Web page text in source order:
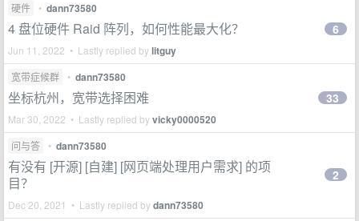
硬件 • dann73580
4 盘位硬件 Raid 阵列，如何性能最大化？
Jun 11, 2022 • Lastly replied bylitguy
6
宽带症候群 • dann73580
坐标杭州，宽带选择困难
Mar 30, 2022 • Lastly replied byvicky0000520
33
问与答 • dann73580
有没有 [开源] [自建] [网页端处理用户需求] 的项
目？
Dec 20, 2021 • Lastly replied bydann73580
2